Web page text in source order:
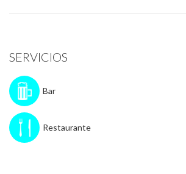
SERVICIOS
Bar
Restaurante